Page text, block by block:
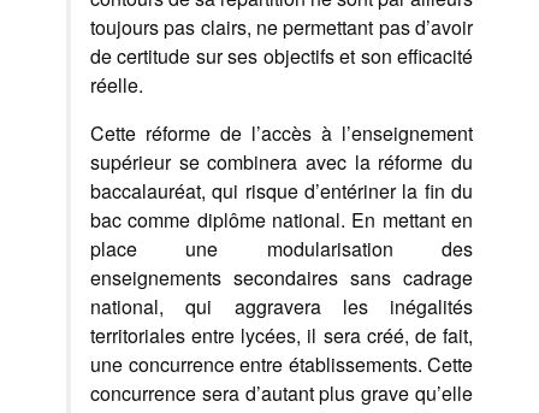
toujours pas clairs, ne permettant pas d’avoir
de certitude sur ses objectifs et son efficacité
réelle.
Cette réforme de l’accès à l’enseignement
supérieur se combinera avec la réforme du
baccalauréat, qui risque d’entériner la fin du
bac comme diplôme national. En mettant en
place une modularisation des
enseignements secondaires sans cadrage
national, qui aggravera les inégalités
territoriales entre lycées, il sera créé, de fait,
une concurrence entre établissements. Cette
concurrence sera d’autant plus grave qu’elle